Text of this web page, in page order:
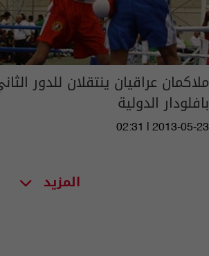
ملاكمان عراقيان ينتقلان للدور
بافلودار الدولية
02:31 | 2013-05-23
المزيد